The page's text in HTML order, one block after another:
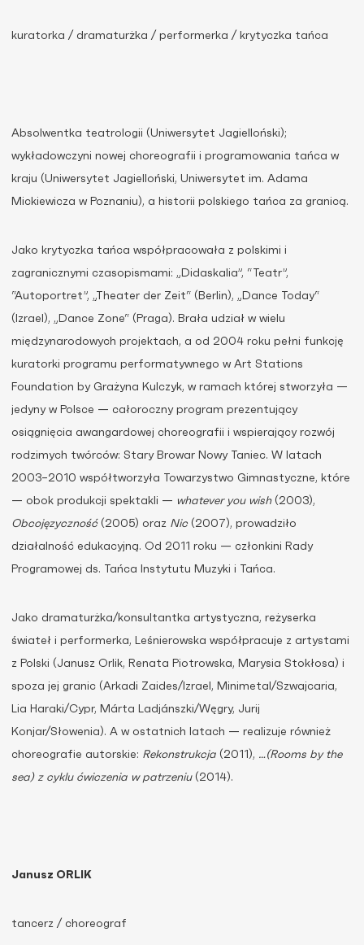
kuratorka / dramaturżka / performerka / krytyczka tańca
Absolwentka teatrologii (Uniwersytet Jagielloński);
wykładowczyni nowej choreografii i programowania tańca w
kraju (Uniwersytet Jagielloński, Uniwersytet im. Adama
Mickiewicza w Poznaniu), a historii polskiego tańca za granicą.
Jako krytyczka tańca współpracowała z polskimi i
zagranicznymi czasopismami: „Didaskalia”, “Teatr”,
“Autoportret”, „Theater der Zeit“ (Berlin), „Dance Today“
(Izrael), „Dance Zone“ (Praga). Brała udział w wielu
międzynarodowych projektach, a od 2004 roku pełni funkcję
kuratorki programu performatywnego w Art Stations
Foundation by Grażyna Kulczyk, w ramach której stworzyła —
jedyny w Polsce — całoroczny program prezentujący
osiągnięcia awangardowej choreografii i wspierający rozwój
rodzimych twórców: Stary Browar Nowy Taniec. W latach
2003–2010 współtworzyła Towarzystwo Gimnastyczne, które
— obok produkcji spektakli — whatever you wish(2003),
Obcojęzyczność(2005) oraz Nic(2007), prowadziło
działalność edukacyjną. Od 2011 roku — członkini Rady
Programowej ds. Tańca Instytutu Muzyki i Tańca.
Jako dramaturżka/konsultantka artystyczna, reżyserka
świateł i performerka, Leśnierowska współpracuje z artystami
z Polski (Janusz Orlik, Renata Piotrowska, Marysia Stokłosa) i
spoza jej granic (Arkadi Zaides/Izrael, Minimetal/Szwajcaria,
Lia Haraki/Cypr, Márta Ladjánszki/Węgry, Jurij
Konjar/Słowenia). A w ostatnich latach — realizuje również
choreografie autorskie: Rekonstrukcja (2011), …(Rooms by the
sea) z cyklu ćwiczenia w patrzeniu(2014).
Janusz ORLIK
tancerz / choreograf